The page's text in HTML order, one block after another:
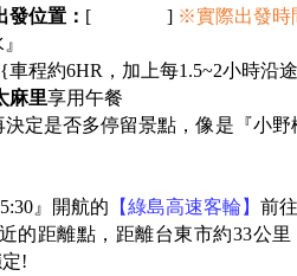
發位置： [ ] ※實際出發時
{車程約6HR，加上每1.5~2小時沿
麻里享用午餐
決定是否多停留景點，像是『小
』開航的 【綠島高速客輪】 前
的距離點，距離台東市約33公
!